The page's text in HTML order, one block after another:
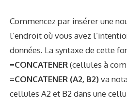
Commencez par insérer une
l’endroit où vous avez
données. La syntaxe de cette
=CONCATENER(cellules à
=CONCATENER (A2, B2)va
cellules A2 et B2 dans une